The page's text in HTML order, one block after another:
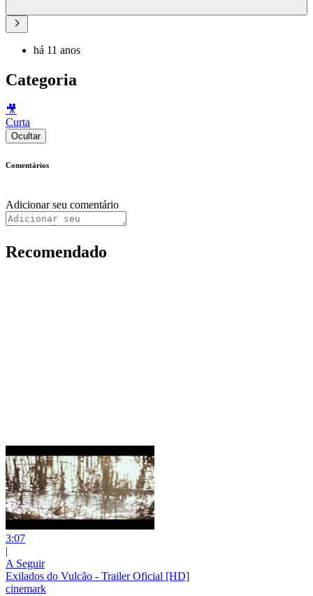
há 11 anos
Categoria
🎥
Curta
Ocultar
Comentários
Adicionar seu comentário
Recomendado
3:07
|
A Seguir
Exilados do Vulcão - Trailer Oficial [HD]
cinemark